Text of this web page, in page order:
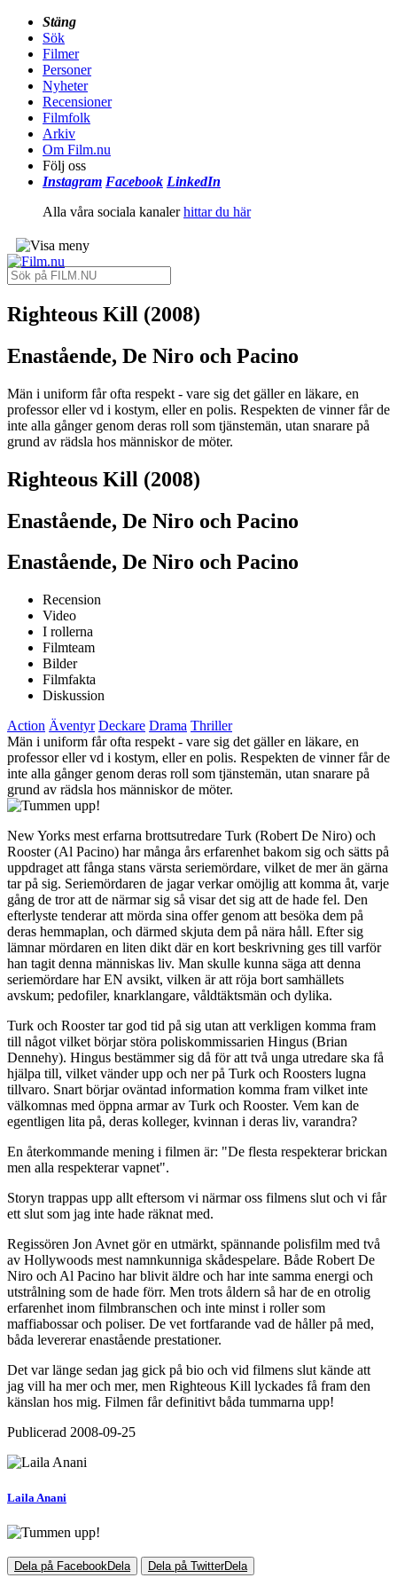
Stäng
Sök
Filmer
Personer
Nyheter
Recensioner
Filmfolk
Arkiv
Om Film.nu
Följ oss
Instagram Facebook LinkedIn
Alla våra sociala kanalerhittar du här
Righteous Kill (2008)
Enastående, De Niro och Pacino
Män i uniform får ofta respekt - vare sig det gäller en läkare, en
professor eller vd i kostym, eller en polis. Respekten de vinner får de
inte alla gånger genom deras roll som tjänstemän, utan snarare på
grund av rädsla hos människor de möter.
Righteous Kill (2008)
Enastående, De Niro och Pacino
Enastående, De Niro och Pacino
Recension
Video
I rollerna
Filmteam
Bilder
Filmfakta
Diskussion
Action Äventyr Deckare Drama Thriller
Män i uniform får ofta respekt - vare sig det gäller en läkare, en
professor eller vd i kostym, eller en polis. Respekten de vinner får de
inte alla gånger genom deras roll som tjänstemän, utan snarare på
grund av rädsla hos människor de möter.
New Yorks mest erfarna brottsutredare Turk (Robert De Niro) och
Rooster (Al Pacino) har många års erfarenhet bakom sig och sätts på
uppdraget att fånga stans värsta seriemördare, vilket de mer än gärna
tar på sig. Seriemördaren de jagar verkar omöjlig att komma åt, varje
gång de tror att de närmar sig så visar det sig att de hade fel. Den
efterlyste tenderar att mörda sina offer genom att besöka dem på
deras hemmaplan, och därmed skjuta dem på nära håll. Efter sig
lämnar mördaren en liten dikt där en kort beskrivning ges till varför
han tagit denna människas liv. Man skulle kunna säga att denna
seriemördare har EN avsikt, vilken är att röja bort samhällets
avskum; pedofiler, knarklangare, våldtäktsmän och dylika.
Turk och Rooster tar god tid på sig utan att verkligen komma fram
till något vilket börjar störa poliskommissarien Hingus (Brian
Dennehy). Hingus bestämmer sig då för att två unga utredare ska få
hjälpa till, vilket vänder upp och ner på Turk och Roosters lugna
tillvaro. Snart börjar oväntad information komma fram vilket inte
välkomnas med öppna armar av Turk och Rooster. Vem kan de
egentligen lita på, deras kolleger, kvinnan i deras liv, varandra?
En återkommande mening i filmen är: "De flesta respekterar brickan
men alla respekterar vapnet".
Storyn trappas upp allt eftersom vi närmar oss filmens slut och vi får
ett slut som jag inte hade räknat med.
Regissören Jon Avnet gör en utmärkt, spännande polisfilm med två
av Hollywoods mest namnkunniga skådespelare. Både Robert De
Niro och Al Pacino har blivit äldre och har inte samma energi och
utstrålning som de hade förr. Men trots åldern så har de en otrolig
erfarenhet inom filmbranschen och inte minst i roller som
maffiabossar och poliser. De vet fortfarande vad de håller på med,
båda levererar enastående prestationer.
Det var länge sedan jag gick på bio och vid filmens slut kände att
jag vill ha mer och mer, men Righteous Kill lyckades få fram den
känslan hos mig. Filmen får definitivt båda tummarna upp!
Publicerad 2008-09-25
Laila Anani
Dela på FacebookDela Dela på TwitterDela